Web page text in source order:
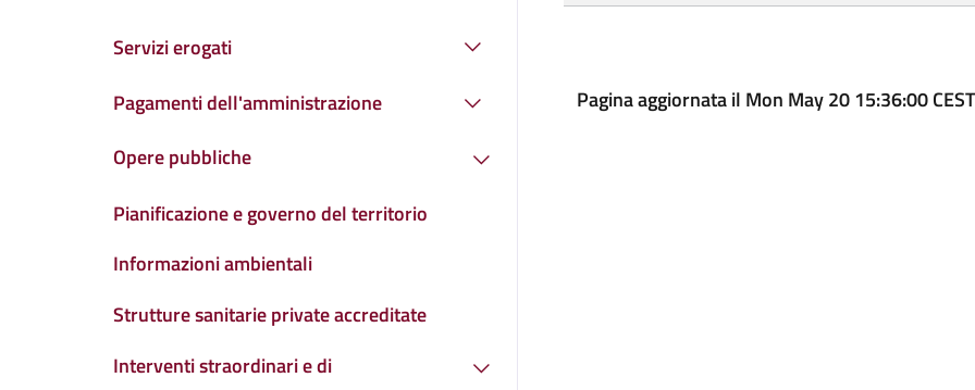
Servizi erogati
Pagamenti dell'amministrazione
Opere pubbliche
Pianificazione e governo del territorio
Informazioni ambientali
Strutture sanitarie private accreditate
Interventi straordinari e di
Pagina aggiornata il Mon May 20 15:36:00